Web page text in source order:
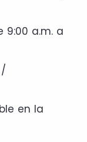
9:00 a.m. a
en la